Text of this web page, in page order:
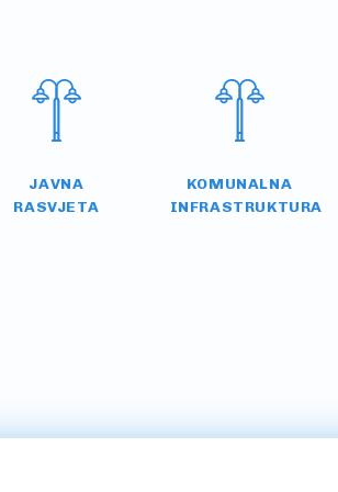
JAVNA
RASVJETA
KOMUNALNA
INFRASTRUKTURA